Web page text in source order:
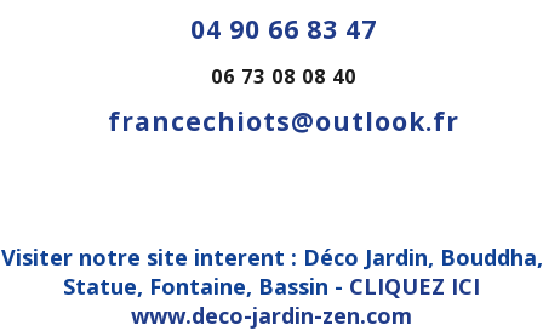
04 90 66 83 47
06 73 08 08 40
francechiots@outlook.fr
Visiter notre site interent : Déco Jardin, Bouddha,
Statue, Fontaine, Bassin - CLIQUEZ ICI
www.deco-jardin-zen.com